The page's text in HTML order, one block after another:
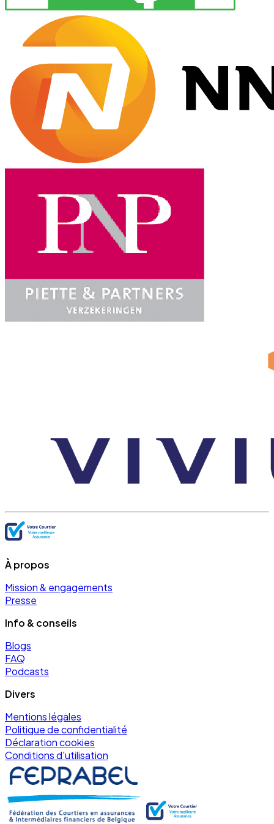
À propos
Mission & engagements
Presse
Info & conseils
Blogs
FAQ
Podcasts
Divers
Mentions légales
Politique de confidentialité
Déclaration cookies
Conditions d'utilisation